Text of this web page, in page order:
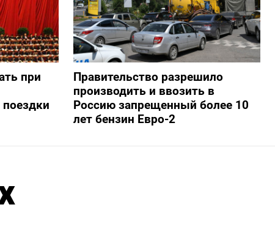
при
Правительство разрешило
производить и ввозить в
Россию запрещенный более 10
лет бензин Евро-2